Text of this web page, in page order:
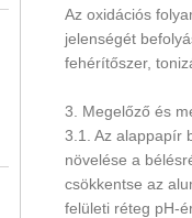
Az oxidációs
jelenségét
fehérítőszer,
3. Megelőző és
3.1. Az alappapír
növelése a
csökkentse az
felületi réteg pH-